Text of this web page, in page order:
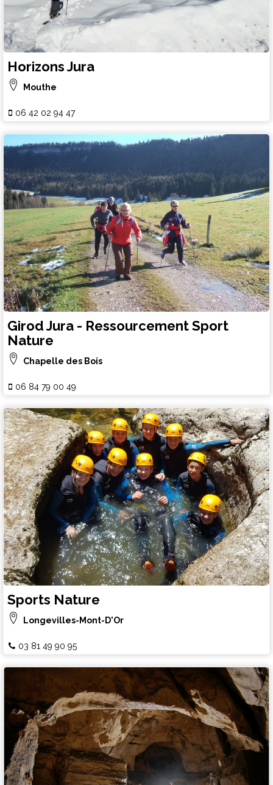
Horizons Jura
Mouthe
06 42 02 94 47
Girod Jura - Ressourcement Sport
Nature
Chapelle des Bois
06 84 79 00 49
Sports Nature
Longevilles-Mont-D'Or
03 81 49 90 95